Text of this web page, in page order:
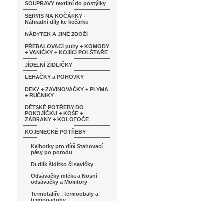
SOUPRAVY textilní do postýlky
SERVIS NA KOČÁRKY -
Náhradní díly ke kočárku
NÁBYTEK A JINÉ ZBOŽÍ
PŘEBALOVACÍ pulty + KOMODY
+ VANIČKY + KOJÍCÍ POLŠTAŘE
JÍDELNÍ ŽIDLIČKY
LEHAČKY a POHOVKY
DEKY + ZAVINOVAČKY + PLYMA
+ RUČNIKY
DĚTSKÉ POTŘEBY DO
POKOJÍČKU + KOŠE +
ZÁBRANY + KOLOTOČE
KOJENECKÉ POTŘEBY
Kalhotky pro dítě Stahovací
pásy po porodu
Dudlík šidítko či savičky
Odsávačky mléka a Nosní
odsávačky a Monitory
Termotalíře , termoobaly a
termonadoby